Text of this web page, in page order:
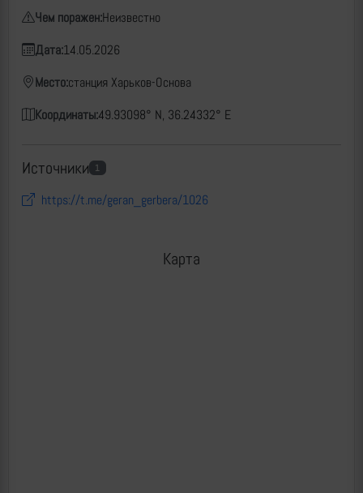
Чем поражен:Неизвестно
Дата:14.05.2026
Место:станция Харьков-Основа
Координаты:49.93098° N, 36.24332° E
Источники 1
https://t.me/geran_gerbera/1026
Карта